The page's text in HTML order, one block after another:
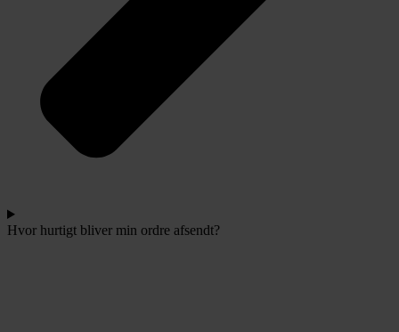
Hvor hurtigt bliver min ordre afsendt?